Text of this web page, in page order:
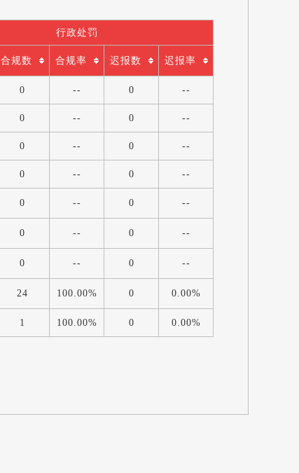
行政处罚
合规数 合规率 迟报数 迟报率
0 -- 0 --
0 -- 0 --
0 -- 0 --
0 -- 0 --
0 -- 0 --
0 -- 0 --
0 -- 0 --
24 100.00% 0 0.00%
1 100.00% 0 0.00%